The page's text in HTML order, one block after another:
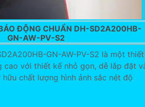
ĐỘNG CHUẨN DH-SD2A200HB-
GN-AW-PV-S2
GN-AW-PV-S2 là một thiết
cao với thiết kế nhỏ gọn, dễ lắp đặt
chất lượng hình ảnh sắc nét độ